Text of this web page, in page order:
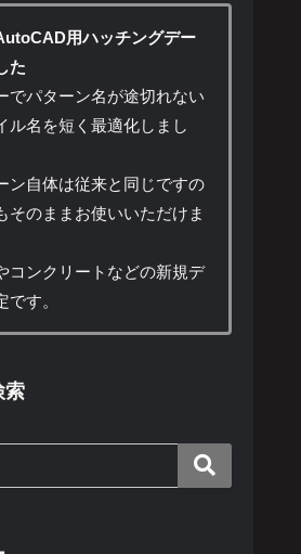
用ハッチングデー
た
でパターン名が途切れない
ル名を短く最適化しまし
ン自体は従来と同じですの
そのままお使いいただけま
コンクリートなどの新規デ
す。
索